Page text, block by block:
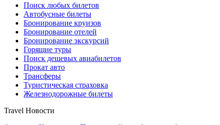
Поиск любых билетов
Автобусные билеты
Бронирование круизов
Бронирование отелей
Бронирование экскурсий
Горящие туры
Поиск дешевых авиабилетов
Прокат авто
Трансферы
Туристическая страховка
Железнодорожные билеты
Travel Новости